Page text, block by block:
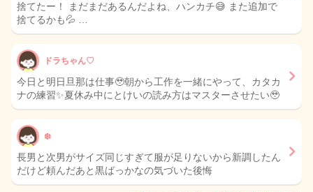
捨てたー！ まだまだあるんだよね、ハンカチ😅 また追加で
捨てるかも💦 …
ドラちゃん♡
今日と明日旦那は仕事🥹朝から工作を一緒にやって、カタカ
ナの練習✨夏休み中にとけいの読み方はマスターさせたい🥹
❄️
長男と次男がサイズ同じすぎて服が足りないから新調したん
だけど頼んだあと黒ばっかなの気づいた後悔